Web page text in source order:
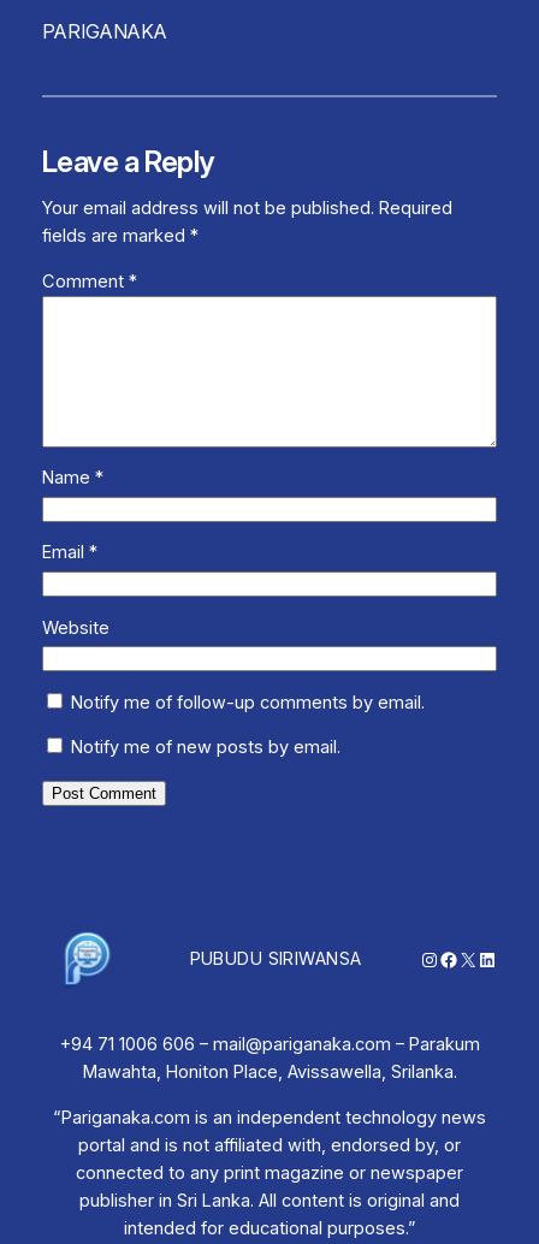
PARIGANAKA
Leave a Reply
Your email address will not be published. Required
fields are marked *
Comment *
Name *
Email *
Website
Notify me of follow-up comments by email.
Notify me of new posts by email.
PUBUDU SIRIWANSA Instagram
Facebook
X
+94 71 1006 606 – mail@pariganaka.com – Parakum
Mawahta, Honiton Place, Avissawella, Srilanka.
“Pariganaka.com is an independent technology news
portal and is not affiliated with, endorsed by, or
connected to any print magazine or newspaper
publisher in Sri Lanka. All content is original and
intended for educational purposes.”